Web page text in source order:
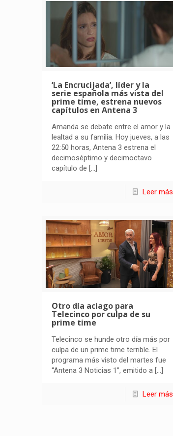
‘La Encrucijada’, líder y la
serie española más vista del
prime time, estrena nuevos
capítulos en Antena 3
Amanda se debate entre el amor y la
lealtad a su familia. Hoy jueves, a las
22:50 horas, Antena 3 estrena el
decimoséptimo y decimoctavo
capítulo de […]
Leer más
Otro día aciago para
Telecinco por culpa de su
prime time
Telecinco se hunde otro día más por
culpa de un prime time terrible. El
programa más visto del martes fue
“Antena 3 Noticias 1”, emitido a […]
Leer más